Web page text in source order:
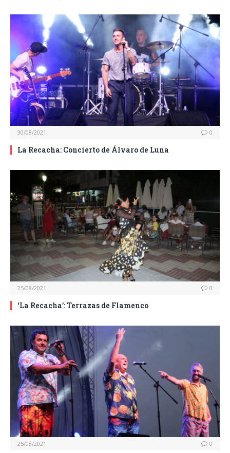
30/08/2021 0
La Recacha: Concierto de Álvaro de Luna
25/08/2021 0
‘La Recacha’: Terrazas de Flamenco
25/08/2021 0